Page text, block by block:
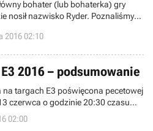
bohater (lub bohaterka) gry
nosił nazwisko Ryder. Poznaliśmy
temat tego RPG-a.
2016 02:10
2016 – podsumowanie
na targach E3 poświęcona pecetowej
czerwca o godzinie 20:30 czasu
naszego podsumowania całej
karty grafiki Radeon RX 480,
02:00